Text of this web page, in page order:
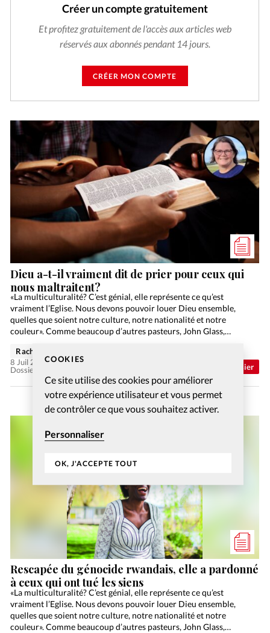
COOKIES
Ce site utilise des cookies pour améliorer
votre expérience utilisateur et vous permet
de contrôler ce que vous souhaitez activer.
Personnaliser
OK, J'ACCEPTE TOUT
Créer un compte gratuitement
Et profitez gratuitement de l'accès aux articles web
réservés aux abonnés pendant 14 jours.
CRÉER MON COMPTE
Dossier
Dieu a-t-il vraiment dit de prier pour ceux qui
nous maltraitent?
«La multiculturalité? C’est génial, elle représente ce qu’est
vraiment l’Eglise. Nous devons pouvoir louer Dieu ensemble,
quelles que soient notre culture, notre nationalité et notre
couleur». Comme beaucoup d’autres pasteurs, John Glass,
Dossier: Aimer ses ennemis
Rachel Gamper
8 Juil 2026
Rescapée du génocide rwandais, elle a pardonné
à ceux qui ont tué les siens
«La multiculturalité? C’est génial, elle représente ce qu’est
vraiment l’Eglise. Nous devons pouvoir louer Dieu ensemble,
quelles que soient notre culture, notre nationalité et notre
couleur». Comme beaucoup d’autres pasteurs, John Glass,